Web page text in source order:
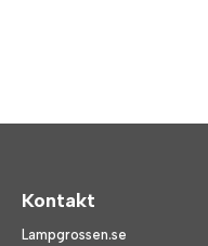
Kontakt
Lampgrossen.se